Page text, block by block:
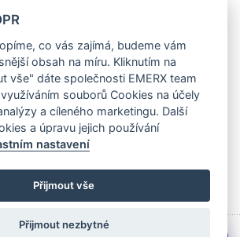
co vás zajímá, budeme vám
obsah na míru. Kliknutím na
vše" dáte společnosti EMERX team
souborů Cookies na účely
a cíleného marketingu. Další
a úpravu jejich používání
nastavení
Přijmout vše
Přijmout nezbytné